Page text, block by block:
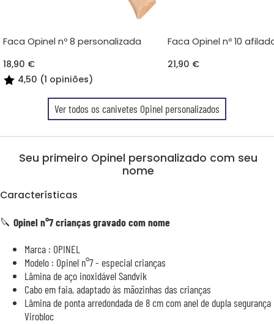
Faca Opinel nº 8 personalizada
18,90 €
4,50 (1 opiniões)
Faca Opinel nº 10
21,90 €
Ver todos os canivetes Opinel personalizados
Seu primeiro Opinel personalizado com seu
nome
Características
🔪 Opinel n°7 crianças gravado com nome
Marca : OPINEL
Modelo : Opinel n°7 - especial crianças
Lâmina de aço inoxidável Sandvik
Cabo em faia, adaptado às mãozinhas das crianças
Lâmina de ponta arredondada de 8 cm com anel de dupla segurança
Virobloc